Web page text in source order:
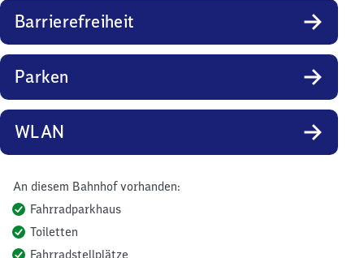
Barrierefreiheit
Parken
WLAN
An diesem Bahnhof vorhanden:
Fahrradparkhaus
Toiletten
Fahrradstellplätze